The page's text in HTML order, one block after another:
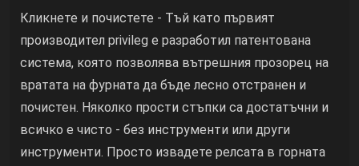
Кликнете и почистете - Тъй като първият
производител privileg е разработил патентована
система, която позволява вътрешния прозорец на
вратата на фурната да бъде лесно отстранен и
почистен. Няколко прости стъпки са достатъчни и
всичко е чисто - без инструменти или други
инструменти. Просто извадете релсата в горната